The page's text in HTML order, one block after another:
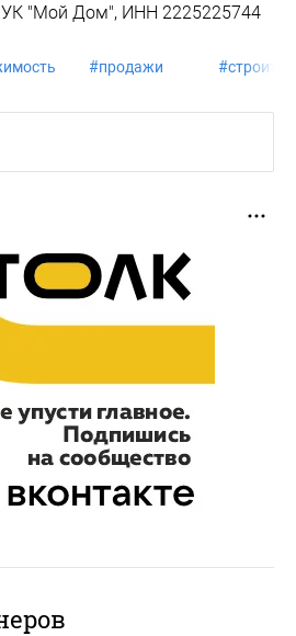
"Мой Дом", ИНН 2225225744
#продажи #